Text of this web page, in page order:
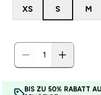
XS S M
BIS ZU 50% RABATT